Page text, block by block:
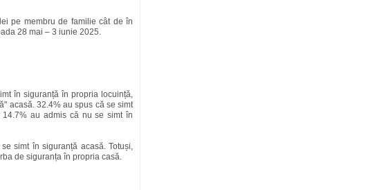
pe membru de familie cât de în
28 mai – 3 iunie 2025.
în siguranță în propria locuință,
acasă. 32.4% au spus că se simt
14.7% au admis că nu se simt în
simt în siguranță acasă. Totuși,
de siguranța în propria casă.